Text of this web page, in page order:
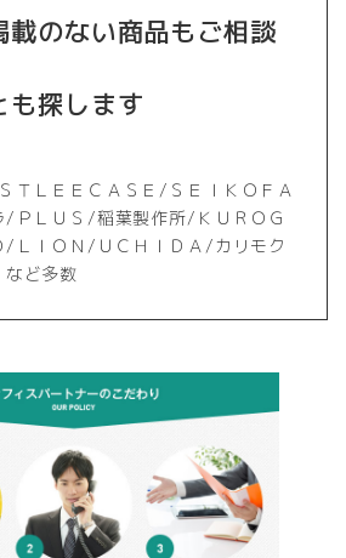
載のない商品もご相談
も探します
ＴＬＥＥＣＡＳＥ/ＳＥＩＫＯＦＡ
/ＰＬＵＳ/稲葉製作所/ＫＵＲＯＧ
/ＬＩＯＮ/ＵＣＨＩＤＡ/カリモク
ど多数